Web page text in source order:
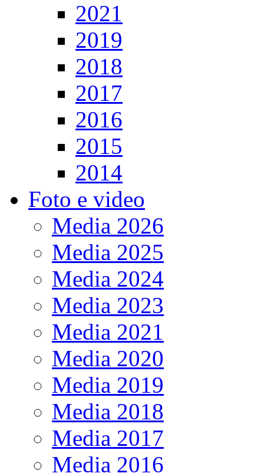
2021
2019
2018
2017
2016
2015
2014
Foto e video
Media 2026
Media 2025
Media 2024
Media 2023
Media 2021
Media 2020
Media 2019
Media 2018
Media 2017
Media 2016